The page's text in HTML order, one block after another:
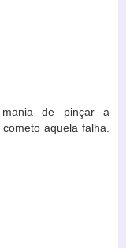
de pinçar a
aquela falha.